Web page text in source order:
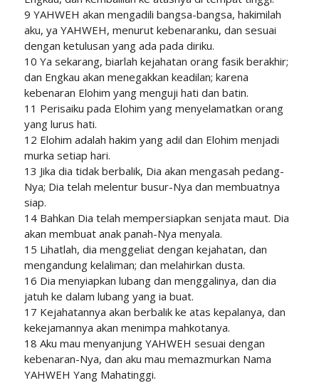
9 YAHWEH akan mengadili bangsa-bangsa, hakimilah
aku, ya YAHWEH, menurut kebenaranku, dan sesuai
dengan ketulusan yang ada pada diriku.
10 Ya sekarang, biarlah kejahatan orang fasik berakhir;
dan Engkau akan menegakkan keadilan; karena
kebenaran Elohim yang menguji hati dan batin.
11 Perisaiku pada Elohim yang menyelamatkan orang
yang lurus hati.
12 Elohim adalah hakim yang adil dan Elohim menjadi
murka setiap hari.
13 Jika dia tidak berbalik, Dia akan mengasah pedang-
Nya; Dia telah melentur busur-Nya dan membuatnya
siap.
14 Bahkan Dia telah mempersiapkan senjata maut. Dia
akan membuat anak panah-Nya menyala.
15 Lihatlah, dia menggeliat dengan kejahatan, dan
mengandung kelaliman; dan melahirkan dusta.
16 Dia menyiapkan lubang dan menggalinya, dan dia
jatuh ke dalam lubang yang ia buat.
17 Kejahatannya akan berbalik ke atas kepalanya, dan
kekejamannya akan menimpa mahkotanya.
18 Aku mau menyanjung YAHWEH sesuai dengan
kebenaran-Nya, dan aku mau memazmurkan Nama
YAHWEH Yang Mahatinggi.